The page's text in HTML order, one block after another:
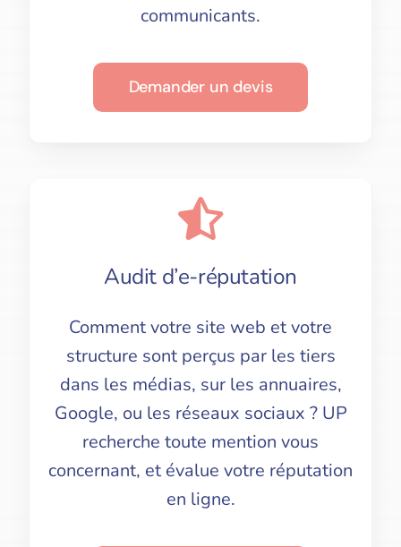
communicants.
Demander un devis
Audit d’e-réputation
Comment votre site web et votre
structure sont perçus par les tiers
dans les médias, sur les annuaires,
Google, ou les réseaux sociaux ? UP
recherche toute mention vous
concernant, et évalue votre réputation
en ligne.